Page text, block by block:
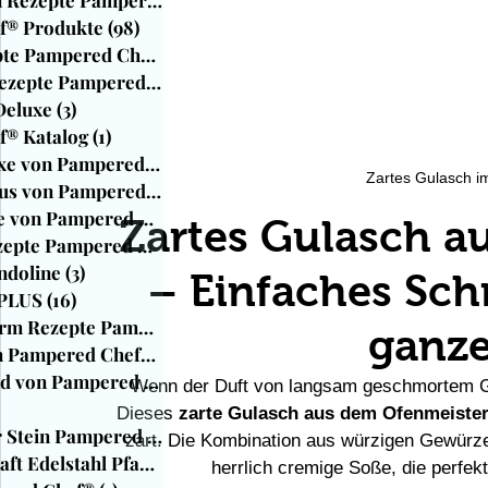
Blender Deluxe von Pampered Chef
Zartes Gulasch
Zartes Gulasch
– Einfaches
Wenn der Duft von langsam geschmortem
Dieses zarte Gulasch aus dem Ofenmeister
zart. Die Kombination aus würzigen
herrlich cremige Soße, die
Produkte (98)
Beilagen Rezepte Pampered Chef®
Ofenmeister Rezepte Pampered Chef®
(3)
Katalog(1)
Air Fryer Deluxe von Pampered Chef
Zauberstein Plus von Pampered Chef
Blender Deluxe von Pampered Chef
(19)
19 Beiträge
Ofenhexe® Rezepte Pampered Chef
(42)42 Beiträge
(3)
(16) 16 Beiträge
Mini-Kastenform Rezepte Pampered Ch
Kranzform von Pampered Chef®
Stoneware rund von Pampered Chef®
(13)13 Beiträge
Großer runder Stein Pampered Chef®
(26)26 Beiträge
Sauteuse Antihaft Edelstahl Pfanne
8 Beiträge